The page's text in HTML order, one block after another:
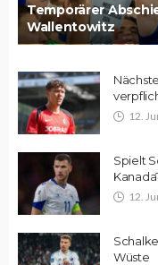
Temporärer
Wallentowitz
12.
Spielt
12.
Wüste